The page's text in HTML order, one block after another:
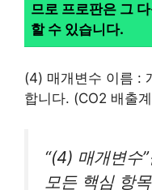
므로 프로판은 그
할 수 있습니다.
(4) 매개변수 이름 :
합니다. (CO2 배출
“(4) 매개변수
모든 핵심 항